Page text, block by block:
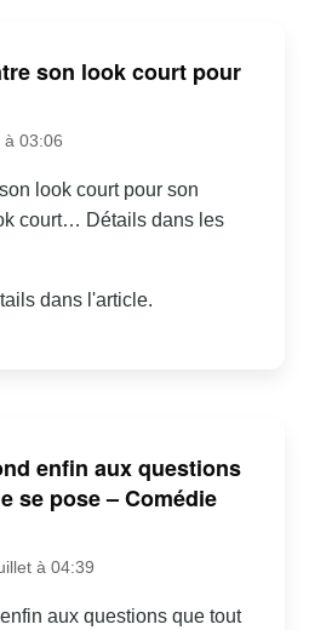
son look court pour
à 03:06
look court pour son
court… Détails dans les
dans l'article.
enfin aux questions
se pose – Comédie
à 04:39
aux questions que tout